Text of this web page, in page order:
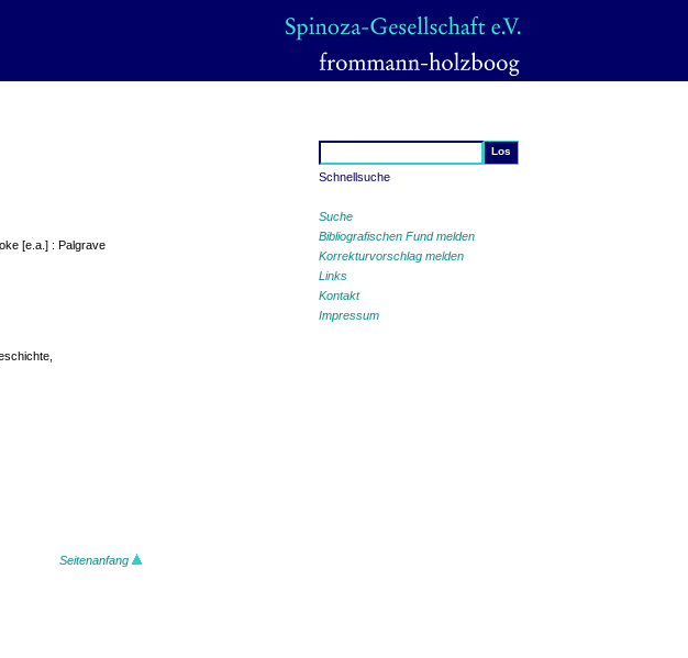
Schnellsuche
Suche
Bibliografischen Fund melden
Korrekturvorschlag melden
Links
Kontakt
Impressum
[e.a.] : Palgrave
Seitenanfang